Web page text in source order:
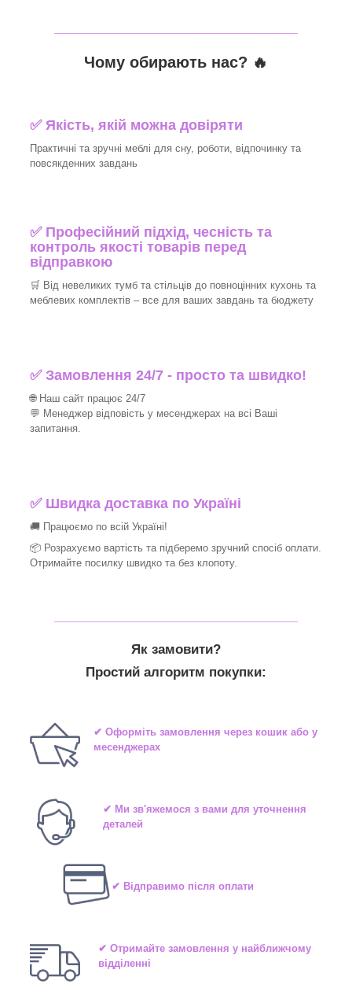
Чому обирають нас? 🔥
✅ Якість, якій можна довіряти
Практичні та зручні меблі для сну, роботи, відпочинку та
повсякденних завдань
✅ Професійний підхід, чесність та
контроль якості товарів перед
відправкою
🛒 Від невеликих тумб та стільців до повноцінних кухонь та
меблевих комплектів – все для ваших завдань та бюджету
✅ Замовлення 24/7 - просто та швидко!
🌐 Наш сайт працює 24/7
💬 Менеджер відповість у месенджерах на всі Ваші
запитання.
✅ Швидка доставка по Україні
🚚 Працюємо по всій Україні!
📦 Розрахуємо вартість та підберемо зручний спосіб оплати.
Отримайте посилку швидко та без клопоту.
Як замовити?
Простий алгоритм покупки:
✔ Оформіть замовлення через кошик або у
месенджерах
✔ Ми зв'яжемося з вами для уточнення
деталей
✔ Відправимо після оплати
✔ Отримайте замовлення у найближчому
відділенні